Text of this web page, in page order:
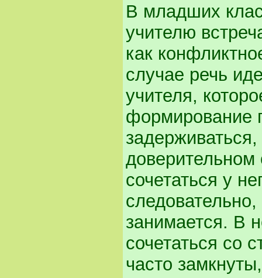
В младших
учителю
как
случае речь
учителя,
формирование
задерживаться,
сочетаться у
занимается. В
сочетаться со
часто